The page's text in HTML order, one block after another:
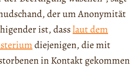
der um Anonymität
ist, dasslaut dem
diejenigen, die mit
in Kontakt gekommen